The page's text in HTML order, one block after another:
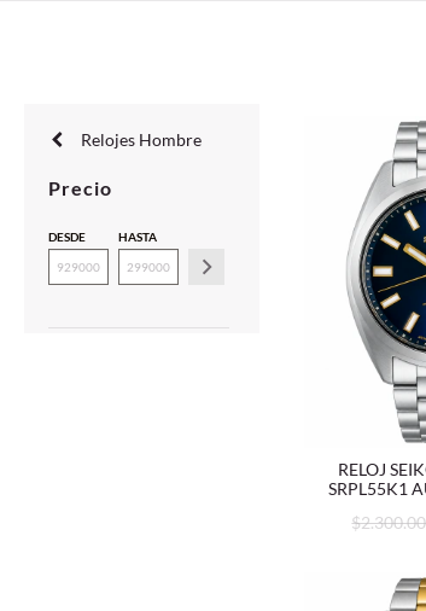
Relojes Hombre
Precio
DESDE HASTA
RELOJ
SRPL55K1